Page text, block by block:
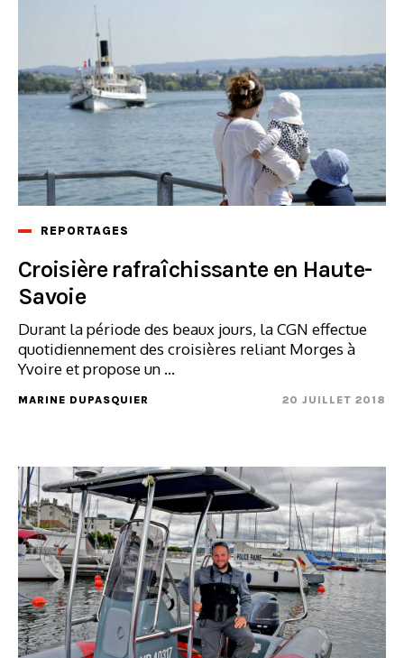
REPORTAGES
Croisière rafraîchissante en Haute-
Savoie
Durant la période des beaux jours, la CGN effectue
quotidiennement des croisières reliant Morges à
Yvoire et propose un ...
MARINE DUPASQUIER 20 JUILLET 2018